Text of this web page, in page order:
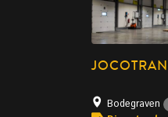
Bodegraven